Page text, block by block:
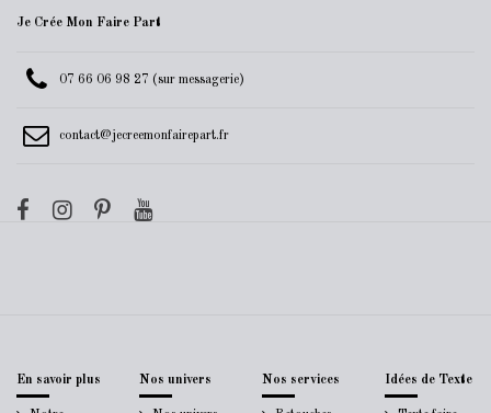
Je Crée Mon Faire Part
07 66 06 98 27 (sur messagerie)
contact@jecreemonfairepart.fr
En savoir plus Nos univers Nos services Idées de Texte